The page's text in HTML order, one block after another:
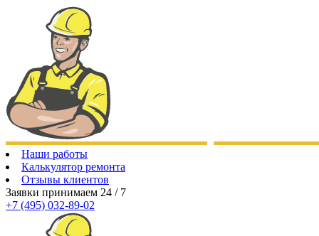
Наши работы
Калькулятор ремонта
Отзывы клиентов
Заявки принимаем 24 / 7
+7 (495) 032-89-02